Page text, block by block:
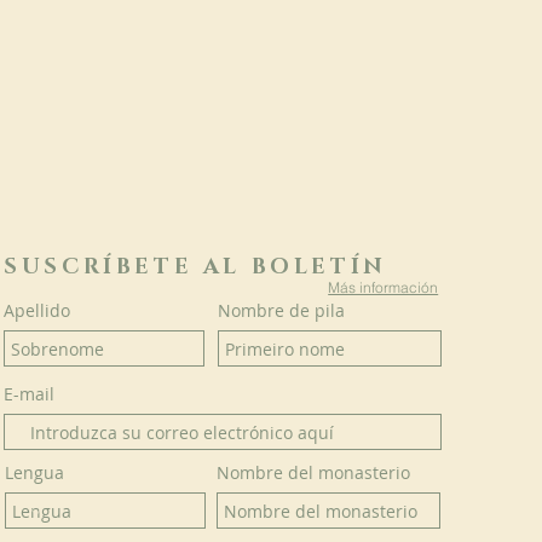
SUSCRÍBETE AL BOLETÍN
Más información
Apellido Nombre de pila
E-mail
Lengua Nombre del monasterio